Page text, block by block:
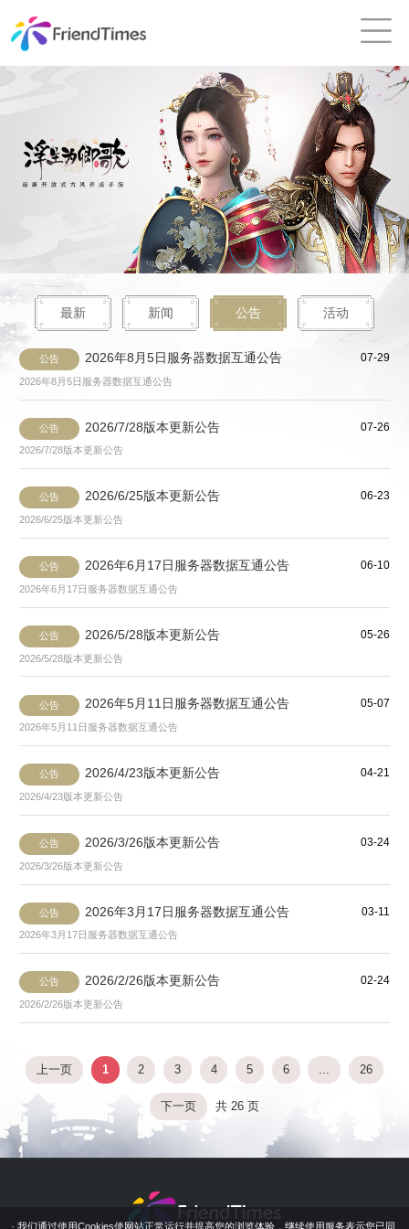
最新 新闻 公告 活动
公告 2026年8月5日服务器数据互通公告 07-29
2026年8月5日服务器数据互通公告
公告 2026/7/28版本更新公告 07-26
2026/7/28版本更新公告
公告 2026/6/25版本更新公告 06-23
2026/6/25版本更新公告
公告 2026年6月17日服务器数据互通公告 06-10
2026年6月17日服务器数据互通公告
公告 2026/5/28版本更新公告 05-26
2026/5/28版本更新公告
公告 2026年5月11日服务器数据互通公告 05-07
2026年5月11日服务器数据互通公告
公告 2026/4/23版本更新公告 04-21
2026/4/23版本更新公告
公告 2026/3/26版本更新公告 03-24
2026/3/26版本更新公告
公告 2026年3月17日服务器数据互通公告 03-11
2026年3月17日服务器数据互通公告
公告 2026/2/26版本更新公告 02-24
2026/2/26版本更新公告
上一页 1 2 3 4 5 6 26
下一页 共 26 页
· 我们通过使用Cookies使网站正常运行并提高您的浏览体验，继续使用服务表示您已同